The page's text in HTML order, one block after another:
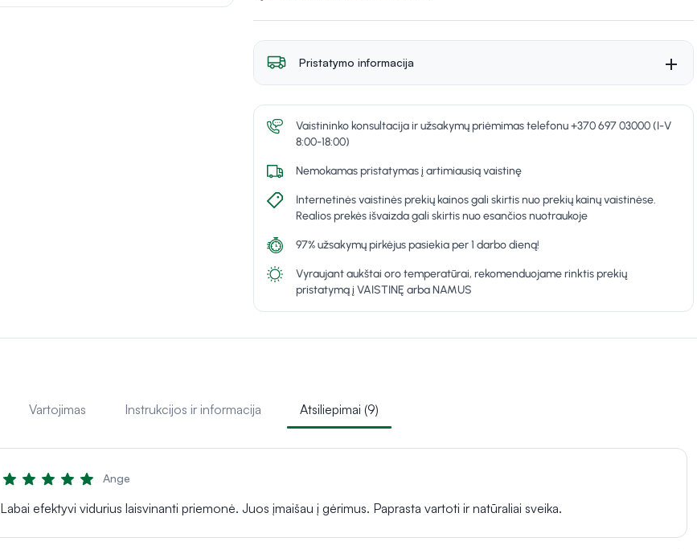
Pristatymo informacija
Vaistininko konsultacija ir užsakymų priėmimas telefonu +370 697 03000 (I-V
8:00-18:00)
Nemokamas pristatymas į artimiausią vaistinę
Internetinės vaistinės prekių kainos gali skirtis nuo prekių kainų vaistinėse.
Realios prekės išvaizda gali skirtis nuo esančios nuotraukoje
97% užsakymų pirkėjus pasiekia per 1 darbo dieną!
Vyraujant aukštai oro temperatūrai, rekomenduojame rinktis prekių
pristatymą į VAISTINĘ arba NAMUS
Vartojimas Instrukcijos ir informacija Atsiliepimai (9)
Ange
Labai efektyvi vidurius laisvinanti priemonė. Juos įmaišau į gėrimus. Paprasta vartoti ir natūraliai sveika.